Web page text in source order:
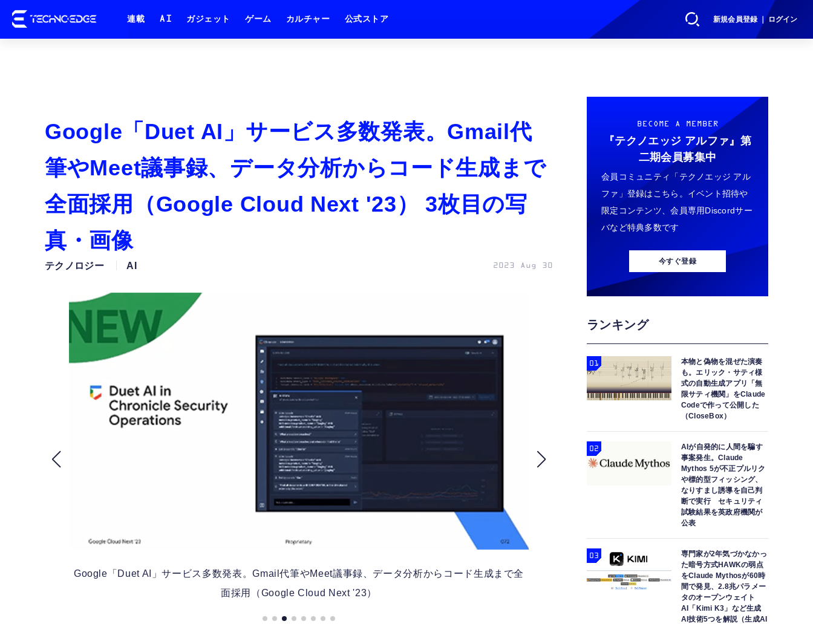
新規会員登録 ｜ ログイン
連載 AI ガジェット ゲーム カルチャー 公式ストア
Google「Duet AI」サービス多数発表。Gmail代
筆やMeet議事録、データ分析からコード生成まで
全面採用（Google Cloud Next '23） 3枚目の写
真・画像
テクノロジー AI 2023 Aug 30
Google「Duet AI」サービス多数発表。Gmail代筆やMeet議事録、データ分析からコード生成まで全
面採用（Google Cloud Next '23）
Google「Duet AI」サービス多数発表。Gmail代
面採用（Google
BECOME A MEMBER
『テクノエッジ アルファ』 第
二期会員募集中
会員コミュニティ「テクノエッジ アル
ファ」登録はこちら。イベント招待や
限定コンテンツ、会員専用Discordサー
バなど特典多数です
今すぐ登録
ランキング
本物と偽物を混ぜた演奏
も。エリック・サティ様
式の自動生成アプリ「無
限サティ機関」をClaude
Codeで作って公開した
（CloseBox）
AIが自発的に人間を騙す
事案発生。Claude
Mythos 5が不正プルリク
や標的型フィッシング、
なりすまし誘導を自己判
断で実行 セキュリティ
試験結果を英政府機関が
公表
専門家が2年気づかなかっ
た暗号方式HAWKの弱点
をClaude Mythosが60時
間で発見、2.8兆パラメー
タのオープンウェイト
AI「Kimi K3」など生成
AI技術5つを解説（生成AI